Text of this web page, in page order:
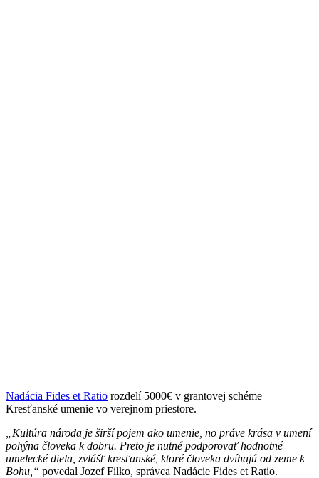
Nadácia Fides et Ratio rozdelí 5000€ v grantovej schéme
Kresťanské umenie vo verejnom priestore.
„Kultúra národa je širší pojem ako umenie, no práve krása v umení
pohýna človeka k dobru. Preto je nutné podporovať hodnotné
umelecké diela, zvlášť kresťanské, ktoré človeka dvíhajú od zeme k
Bohu,“ povedal Jozef Filko, správca Nadácie Fides et Ratio.